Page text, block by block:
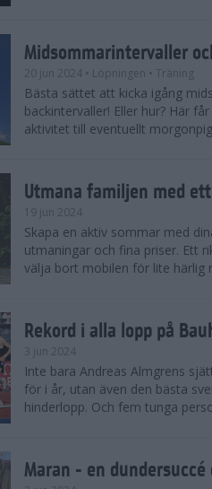
Midsommarintervaller
20 jun 2024 • Löpningen • Träning
Bästa sättet att kicka igång
backintervaller! Eller hur? Här
aktivitet till eventuellt
Utmana familjen med
19 jun 2024
Skapa en aktiv sommar med
utmaningar och fina priser. Ett
välja bort mobilen för lite härlig
Rekord i alla lopp på
3 jun 2024
Inte bara Andreas Almgrens
för i år, utan även den bästa
hinderlopp. Och fem tunga
Maran - en